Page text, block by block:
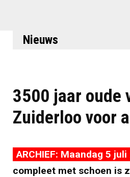
Nieuws
3500 jaar oude
Zuiderloo voor
ARCHIEF: Maandag 5 juli
compleet met schoen is